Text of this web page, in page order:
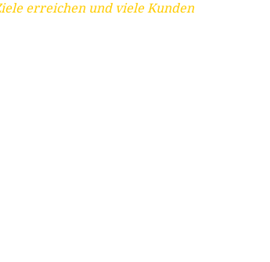
erreichen und viele Kunden